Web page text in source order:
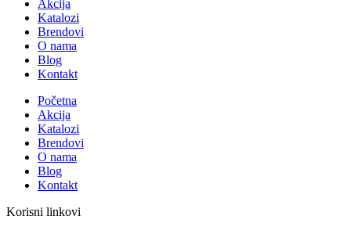
Akcija
Katalozi
Brendovi
O nama
Blog
Kontakt
Početna
Akcija
Katalozi
Brendovi
O nama
Blog
Kontakt
Korisni linkovi